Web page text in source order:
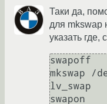
Таки да,
для mkswap
указать
swapoff
mkswap /
lv_swap